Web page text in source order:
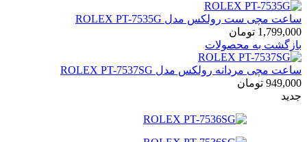
ساعت مچی ست رولکس مدل ROLEX PT-7535G
1,799,000 تومان
بازگشت به محصولات
ساعت مچی مردانه رولکس مدل ROLEX PT-7537SG
949,000 تومان
جدید